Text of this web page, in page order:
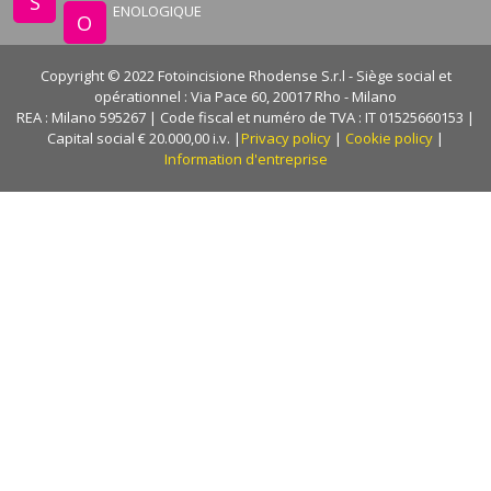
O ENOLOGIQUE
Copyright © 2022 Fotoincisione Rhodense S.r.l - Siège social et
opérationnel : Via Pace 60, 20017 Rho - Milano
REA : Milano 595267 | Code fiscal et numéro de TVA : IT 01525660153 |
Capital social € 20.000,00 i.v. | Privacy policy | Cookie policy |
Information d'entreprise